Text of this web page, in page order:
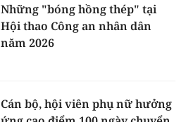
Những "bóng hồng thép" tại
Hội thao Công an nhân dân
năm 2026
Cán bộ, hội viên phụ nữ hưởng